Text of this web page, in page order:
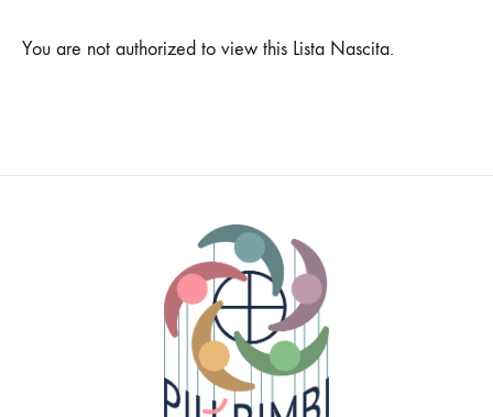
You are not authorized to view this Lista Nascita.